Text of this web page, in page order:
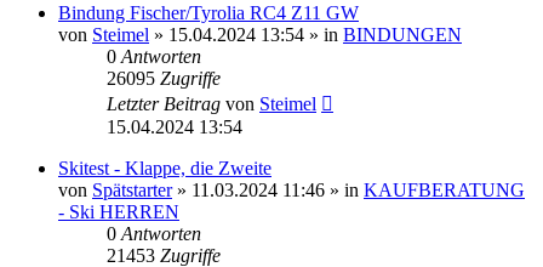
Bindung Fischer/Tyrolia RC4 Z11 GW
von Steimel » 15.04.2024 13:54 » in BINDUNGEN
0 Antworten
26095 Zugriffe
Letzter Beitrag von Steimel
15.04.2024 13:54
Skitest - Klappe, die Zweite
von Spätstarter» 11.03.2024 11:46 » in KAUFBERATUNG
- Ski HERREN
0 Antworten
21453 Zugriffe